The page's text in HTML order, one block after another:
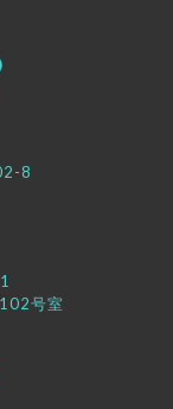
8
号室